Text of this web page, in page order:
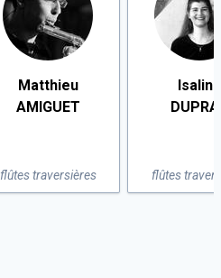
Matthieu
AMIGUET
flûtes traversières
Isaline
flûtes